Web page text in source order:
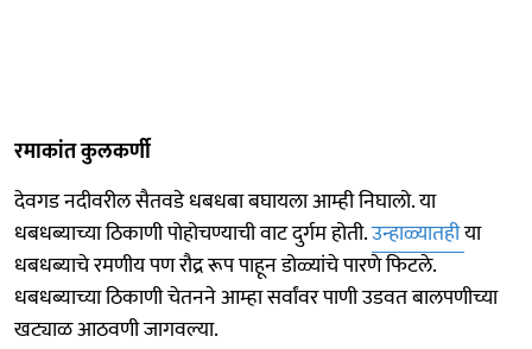
रमाकांत कुलकर्णी
देवगड नदीवरील सैतवडे धबधबा बघायला आम्ही निघालो. या
धबधब्याच्या ठिकाणी पोहोचण्याची वाट दुर्गम होती.उन्हाळ्यातहीया
धबधब्याचे रमणीय पण रौद्र रूप पाहून डोळ्यांचे पारणे फिटले.
धबधब्याच्या ठिकाणी चेतनने आम्हा सर्वांवर पाणी उडवत बालपणीच्या
खट्याळ आठवणी जागवल्या.